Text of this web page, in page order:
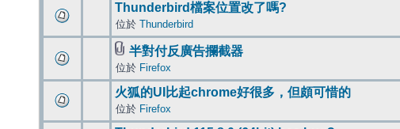
Thunderbird檔案位置改了嗎?
位於 Thunderbird
半對付反廣告攔截器
位於 Firefox
火狐的UI比起chrome好很多，但頗可惜的
位於 Firefox